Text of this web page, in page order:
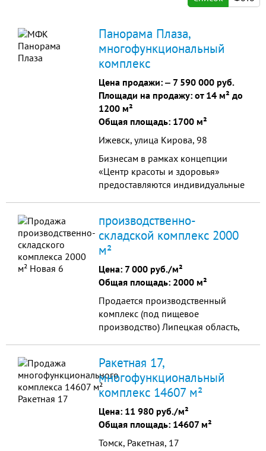
Панорама Плаза,
многофункциональный
комплекс
Цена продажи: ‒ 7 590 000 руб.
Площади на продажу: от 14 м² до
1200 м²
Общая площадь: 1700 м²
Ижевск, улица Кирова, 98
Бизнесам в рамках концепции
«Центр красоты и здоровья»
предоставляются индивидуальные
Помещения от 14 до 115 кв.м. с
возможностью объединения. -
Высота потолков: 2,7 - 4,12 м -
Предчистовая отделка помещений
- Дизайнерская отделка
центрального холла
производственно-
складской комплекс 2000
м²
Цена: 7 000 руб./м²
Общая площадь: 2000 м²
Продается производственный
комплекс (под пищевое
производство) Липецкая область,
0,5 га земли промышленного
назначения, производственное
помещение-1500 кв.м., гараж-200
кв.м., склад, магазин.
Коммуникации: отопление на газе
(своя котельная), электричество
380 кВт ,водопровод и
Ракетная 17,
многофункциональный
комплекс 14607 м²
Цена: 11 980 руб./м²
Общая площадь: 14607 м²
Томск, Ракетная, 17